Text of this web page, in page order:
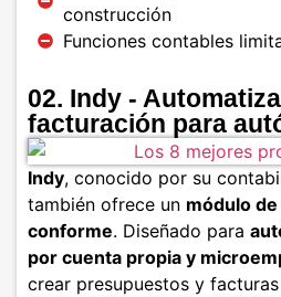
construcción
Funciones contables
02. Indy -
facturación para
Indy, conocido por su
también ofrece un módulo de
conforme. Diseñado para
por cuenta propia y
crear presupuestos y